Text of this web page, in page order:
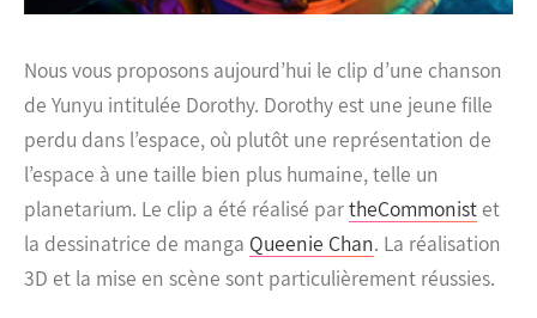
Nous vous proposons aujourd’hui le clip d’une chanson
de Yunyu intitulée Dorothy. Dorothy est une jeune fille
perdu dans l’espace, où plutôt une représentation de
l’espace à une taille bien plus humaine, telle un
planetarium. Le clip a été réalisé partheCommonist et
la dessinatrice de manga Queenie Chan. La réalisation
3D et la mise en scène sont particulièrement réussies.